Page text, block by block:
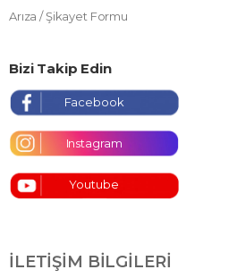
Arıza / Şikayet Formu
Bizi Takip Edin
Facebook
Instagram
Youtube
İLETIŞIM BILGILERI